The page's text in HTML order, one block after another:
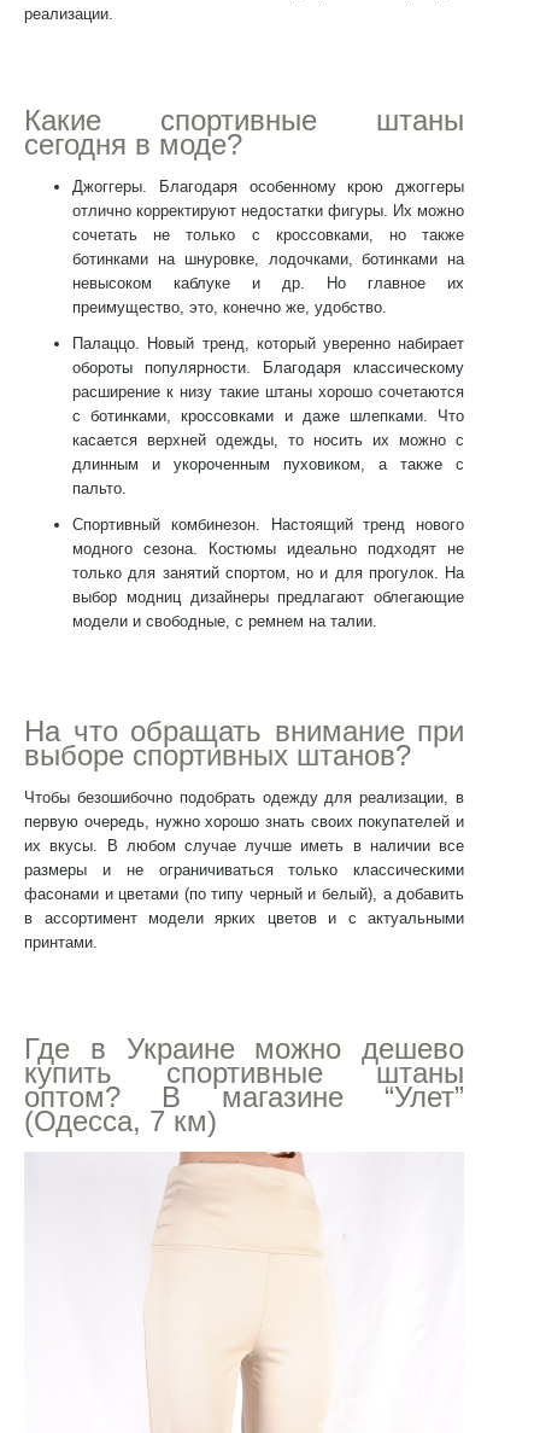
реализации.
Какие спортивные штаны
сегодня в моде?
Джоггеры. Благодаря особенному крою джоггеры
отлично корректируют недостатки фигуры. Их можно
сочетать не только с кроссовками, но также
ботинками на шнуровке, лодочками, ботинками на
невысоком каблуке и др. Но главное их
преимущество, это, конечно же, удобство.
Палаццо . Новый тренд, который уверенно набирает
обороты популярности. Благодаря классическому
расширение к низу такие штаны хорошо сочетаются
с ботинками, кроссовками и даже шлепками. Что
касается верхней одежды, то носить их можно с
длинным и укороченным пуховиком, а также с
пальто.
Спортивный комбинезон. Настоящий тренд нового
модного сезона. Костюмы идеально подходят не
только для занятий спортом, но и для прогулок. На
выбор модниц дизайнеры предлагают облегающие
модели и свободные, с ремнем на талии.
На что обращать внимание при
выборе спортивных штанов?
Чтобы безошибочно подобрать одежду для реализации, в
первую очередь, нужно хорошо знать своих покупателей и
их вкусы. В любом случае лучше иметь в наличии все
размеры и не ограничиваться только классическими
фасонами и цветами (по типу черный и белый), а добавить
в ассортимент модели ярких цветов и с актуальными
принтами.
Где в Украинеможнодешево
купить спортивные штаны
оптом? В магазине “Улет”
(Одесса, 7 км)